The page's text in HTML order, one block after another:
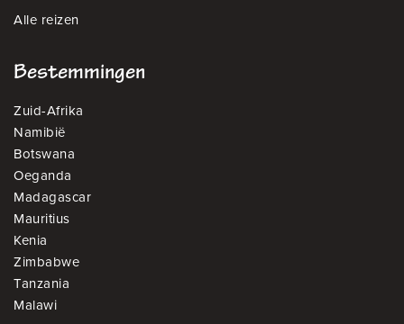
Alle reizen
Bestemmingen
Zuid-Afrika
Namibië
Botswana
Oeganda
Madagascar
Mauritius
Kenia
Zimbabwe
Tanzania
Malawi